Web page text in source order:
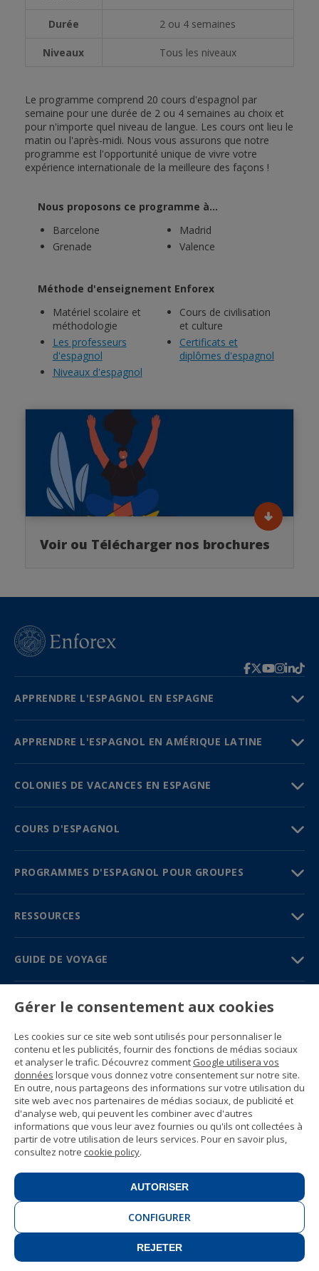
Durée 2 ou 4 semaines
Niveaux Tous les niveaux
Le programme comprend 20 cours d'espagnol par
semaine pour une durée de 2 ou 4 semaines au choix et
pour n'importe quel niveau de langue. Les cours ont lieu le
matin ou l'après-midi. Nous vous assurons que notre
programme est l'opportunité unique de vivre votre
expérience internationale de la meilleure des façons !
Nous proposons ce programme à...
Barcelone
Grenade
Madrid
Valence
Méthode d'enseignement Enforex
Matériel scolaire et
méthodologie
Les professeurs
d'espagnol
Niveaux d'espagnol
Cours de civilisation
et culture
Certificats et
diplômes d'espagnol
Voir ou Télécharger nos brochures
APPRENDRE L'ESPAGNOL EN ESPAGNE
APPRENDRE L'ESPAGNOL EN AMÉRIQUE LATINE
COLONIES DE VACANCES EN ESPAGNE
COURS D'ESPAGNOL
PROGRAMMES D'ESPAGNOL POUR GROUPES
RESSOURCES
GUIDE DE VOYAGE
PARTENAIRES
Contactez-nous
Prix et brochures
(+34) 91 594 37 76
Gustavo Fernández Balbuena, 11
28002 Madrid, Spain
Sitemap
Conditions générales
Politique de confidentialité
Politique de cookies d’Enforex
(CIF B-79946729) Tous droits réservés.
Avis juridique
Gérer le consentement aux cookies
Les cookies sur ce site web sont utilisés pour personnaliser le
contenu et les publicités, fournir des fonctions de médias sociaux
et analyser le trafic. Découvrez comment Google utilisera vos
données lorsque vous donnez votre consentement sur notre site.
En outre, nous partageons des informations sur votre utilisation du
site web avec nos partenaires de médias sociaux, de publicité et
d'analyse web, qui peuvent les combiner avec d'autres
informations que vous leur avez fournies ou qu'ils ont collectées à
partir de votre utilisation de leurs services. Pour en savoir plus,
consultez notre cookie policy.
REJETER
CONFIGURER
AUTORISER